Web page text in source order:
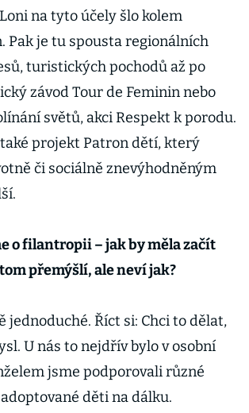
na tyto účely šlo kolem
Pak je tu spousta regionálních
turistických pochodů až po
závod Tour de Feminin nebo
světů, akci Respekt k porodu.
projekt Patron dětí, který
či sociálně znevýhodněným
o filantropii – jak by měla začít
přemýšlí, ale neví jak?
jednoduché. Říct si: Chci to dělat,
U nás to nejdřív bylo v osobní
jsme podporovali různé
děti na dálku.